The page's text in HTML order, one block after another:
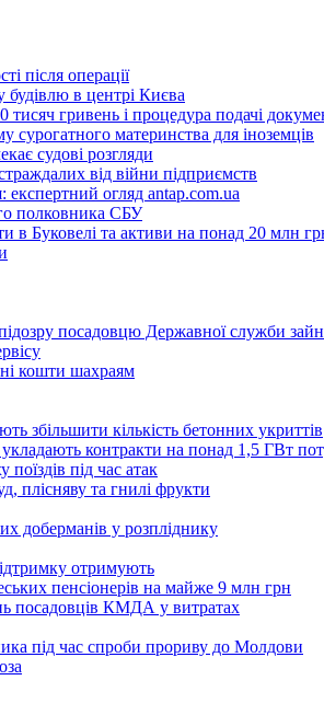
після операції
будівлю в центрі Києва
гривень і процедура подачі
сурогатного материнства для іноземців
судові розгляди
від війни підприємств
експертний огляд antap.com.ua
полковника СБУ
в Буковелі та активи на понад 20 млн
посадовцю Державної служби
кошти шахраям
збільшити кількість бетонних укриттів
контракти на понад 1,5 ГВт
під час атак
плісняву та гнилі фрукти
доберманів у розпліднику
отримують
пенсіонерів на майже 9 млн грн
посадовців КМДА у витратах
під час спроби прориву до Молдови